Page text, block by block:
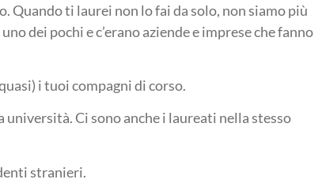
Quando ti laurei non lo fai da solo, non siamo più
dei pochi e c’erano aziende e imprese che fanno
i tuoi compagni di corso.
università. Ci sono anche i laureati nella stesso
stranieri.